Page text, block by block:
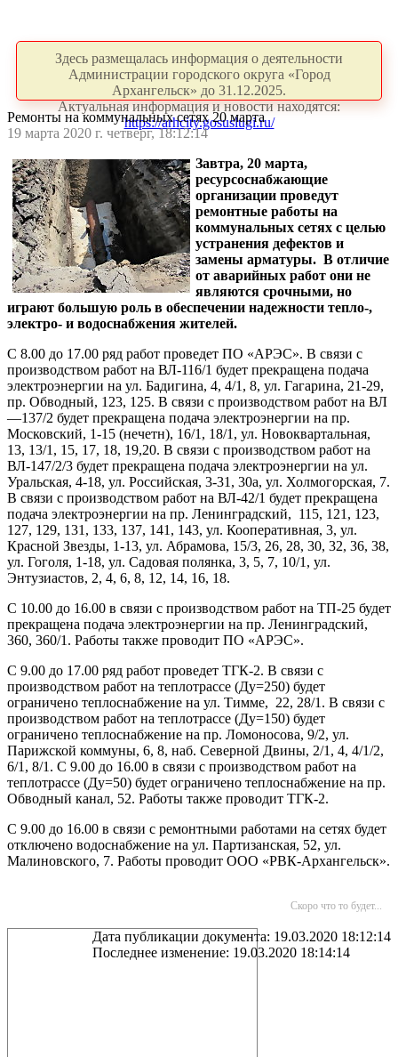
Здесь размещалась информация о деятельности
Администрации городского округа «Город
Архангельск» до 31.12.2025.
Актуальная информация и новости находятся:
https://arhcity.gosuslugi.ru/
Ремонты на коммунальных сетях 20 марта
19 марта 2020 г. четверг, 18:12:14
Завтра, 20 марта,
ресурсоснабжающие
организации проведут
ремонтные работы на
коммунальных сетях с целью
устранения дефектов и
замены арматуры. В отличие
от аварийных работ они не
являются срочными, но
играют большую роль в обеспечении надежности тепло-,
электро- и водоснабжения жителей.
С 8.00 до 17.00 ряд работ проведет ПО «АРЭС». В связи с
производством работ на ВЛ-116/1 будет прекращена подача
электроэнергии на ул. Бадигина, 4, 4/1, 8, ул. Гагарина, 21-29,
пр. Обводный, 123, 125. В связи с производством работ на ВЛ
—137/2 будет прекращена подача электроэнергии на пр.
Московский, 1-15 (нечетн), 16/1, 18/1, ул. Новоквартальная,
13, 13/1, 15, 17, 18, 19,20. В связи с производством работ на
ВЛ-147/2/3 будет прекращена подача электроэнергии на ул.
Уральская, 4-18, ул. Российская, 3-31, 30а, ул. Холмогорская, 7.
В связи с производством работ на ВЛ-42/1 будет прекращена
подача электроэнергии на пр. Ленинградский, 115, 121, 123,
127, 129, 131, 133, 137, 141, 143, ул. Кооперативная, 3, ул.
Красной Звезды, 1-13, ул. Абрамова, 15/3, 26, 28, 30, 32, 36, 38,
ул. Гоголя, 1-18, ул. Садовая полянка, 3, 5, 7, 10/1, ул.
Энтузиастов, 2, 4, 6, 8, 12, 14, 16, 18.
С 10.00 до 16.00 в связи с производством работ на ТП-25 будет
прекращена подача электроэнергии на пр. Ленинградский,
360, 360/1. Работы также проводит ПО «АРЭС».
С 9.00 до 17.00 ряд работ проведет ТГК-2. В связи с
производством работ на теплотрассе (Ду=250) будет
ограничено теплоснабжение на ул. Тимме, 22, 28/1. В связи с
производством работ на теплотрассе (Ду=150) будет
ограничено теплоснабжение на пр. Ломоносова, 9/2, ул.
Парижской коммуны, 6, 8, наб. Северной Двины, 2/1, 4, 4/1/2,
6/1, 8/1. С 9.00 до 16.00 в связи с производством работ на
теплотрассе (Ду=50) будет ограничено теплоснабжение на пр.
Обводный канал, 52. Работы также проводит ТГК-2.
С 9.00 до 16.00 в связи с ремонтными работами на сетях будет
отключено водоснабжение на ул. Партизанская, 52, ул.
Малиновского, 7. Работы проводит ООО «РВК-Архангельск».
Скоро что то будет...
Дата публикации документа: 19.03.2020 18:12:14
Последнее изменение: 19.03.2020 18:14:14